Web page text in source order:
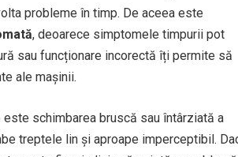
probleme în timp. De aceea este
, deoarece simptomele timpurii pot
sau funcționare incorectă îți permite să
ale mașinii.
schimbarea bruscă sau întârziată a
treptele lin și aproape imperceptibil.